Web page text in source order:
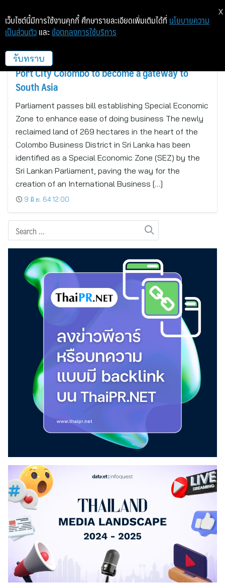
COLOMBO, SRI LANKA
Port City Colombo to become a gateway to
South Asia
Parliament passes bill establishing Special Economic
Zone to enhance ease of doing business The newly
reclaimed land of 269 hectares in the heart of the
Colombo Business District in Sri Lanka has been
identified as a Special Economic Zone (SEZ) by the
Sri Lankan Parliament, paving the way for the
creation of an International Business […]
9 มิ.ย. 64 12:00
เว็บไซต์นี้มีการใช้งานคุกกี้ ศึกษารายละเอียดเพิ่มเติมได้ที่ นโยบายความ
เป็นส่วนตัว และ ข้อตกลงการใช้บริการ
รับทราบ
X